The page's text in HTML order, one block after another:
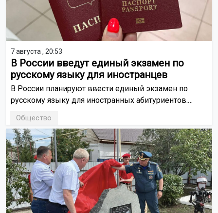
7 августа , 20:53
В России введут единый экзамен по
русскому языку для иностранцев
В России планируют ввести единый экзамен по
русскому языку для иностранных абитуриентов.
требования к знанию языка для поступления в вузы.
Общество